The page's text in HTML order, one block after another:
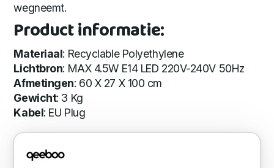
wegneemt.
Product informatie:
Materiaal: Recyclable Polyethylene
Lichtbron: MAX 4.5W E14 LED 220V-240V 50Hz
Afmetingen: 60 X 27 X 100 cm
Gewicht: 3 Kg
Kabel: EU Plug